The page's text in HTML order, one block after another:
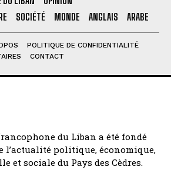
SOCIÉTÉ MONDE ANGLAIS ARABE
POLITIQUE DE CONFIDENTIALITÉ
CONTACT
du Liban a été fondé
l’actualité politique, économique,
et sociale du Pays des Cèdres.